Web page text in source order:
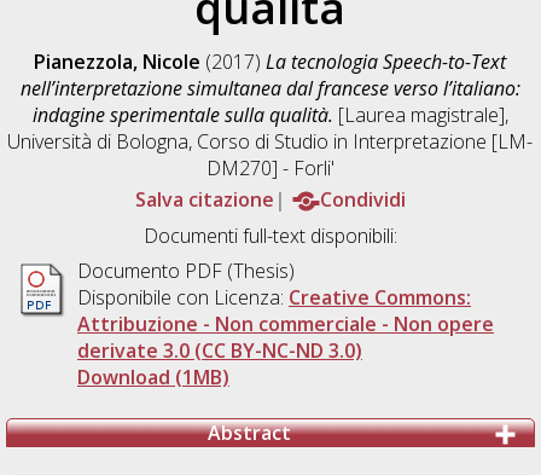
Pianezzola, Nicole (2017)La tecnologia Speech-to-Text
nell’interpretazione simultanea dal francese verso l’italiano:
indagine sperimentale sulla qualità. [Laurea magistrale],
Università di Bologna, Corso di Studio in Interpretazione [LM-
DM270] - Forli'
Salva citazione
Condividi
Documenti full-text disponibili:
Documento PDF (Thesis)
Disponibile con Licenza: Creative Commons:
Attribuzione - Non commerciale - Non opere
derivate 3.0 (CC BY-NC-ND 3.0)
Download (1MB)
Abstract